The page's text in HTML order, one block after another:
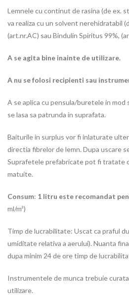
Lemnele cu continut de rasina (de ex.
va realiza cu un solvent nerehidratabil
(art.nr.AC) sau Bindulin Spiritus 99%,
A se agita bine inainte de utilizare.
A nu se folosi recipienti sau
A se aplica cu pensula/buretele in mod
se lasa sa patrunda in suprafata.
Baiturile in surplus vor fi inlaturate
directia fibrelor de lemn. Dupa uscare
Suprafetele prefabricate pot fi tratate
matuite.
Consum: 1 litru este recomandat
ml/m²)
Timp de lucrabilitate: Uscat ca praful
umiditate relativa a aerului). Nuanta
dupa minim 24 de ore timp de
Instrumentele de munca trebuie
utilizare.